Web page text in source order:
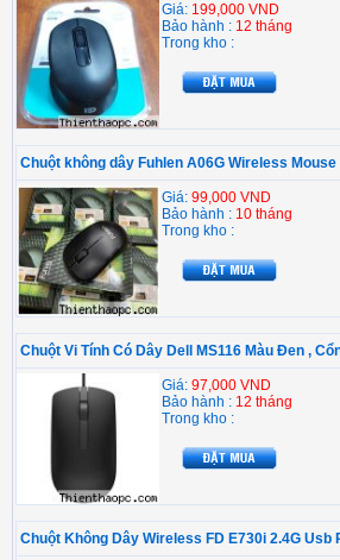
Giá: 199,000 VND
Bảo hành : 12 tháng
Trong kho :
Chuột không dây Fuhlen A06G Wireless
Giá: 99,000 VND
Bảo hành : 10 tháng
Trong kho :
Chuột Vi Tính Có Dây Dell MS116 Màu Đen ,
Giá: 97,000 VND
Bảo hành : 12 tháng
Trong kho :
Chuột Không Dây Wireless FD E730i 2.4G Usb